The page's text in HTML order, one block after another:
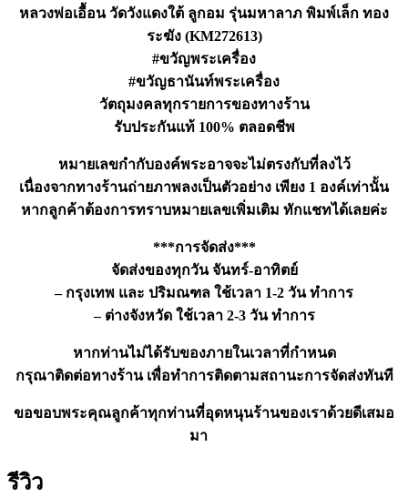
ระฆัง
หลวงพ่อเอื้อน วัดวังแดงใต้ ลูกอม รุ่นมหาลาภ พิมพ์เล็ก ทอง
ระฆัง (KM272613)
#ขวัญพระเครื่อง
#ขวัญธานันท์พระเครื่อง
วัตถุมงคลทุกรายการของทางร้าน
รับประกันแท้ 100% ตลอดชีพ
หมายเลขกำกับองค์พระอาจจะไม่ตรงกับที่ลงไว้
เนื่องจากทางร้านถ่ายภาพลงเป็นตัวอย่าง เพียง 1 องค์เท่านั้น
หากลูกค้าต้องการทราบหมายเลขเพิ่มเติม ทักแชทได้เลยค่ะ
***การจัดส่ง***
จัดส่งของทุกวัน จันทร์-อาทิตย์
– กรุงเทพ และ ปริมณฑล ใช้เวลา 1-2 วัน ทำการ
– ต่างจังหวัด ใช้เวลา 2-3 วัน ทำการ
หากท่านไม่ได้รับของภายในเวลาที่กำหนด
กรุณาติดต่อทางร้าน เพื่อทำการติดตามสถานะการจัดส่งทันที
ขอขอบพระคุณลูกค้าทุกท่านที่อุดหนุนร้านของเราด้วยดีเสมอ
มา
รีวิว